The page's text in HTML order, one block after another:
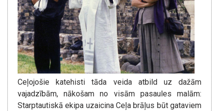
Ceļojošie katehisti tāda veida atbild uz dažām
vajadzībām, nākošam no visām pasaules malām:
Starptautiskā ekipa uzaicina Ceļa brāļus būt gataviem